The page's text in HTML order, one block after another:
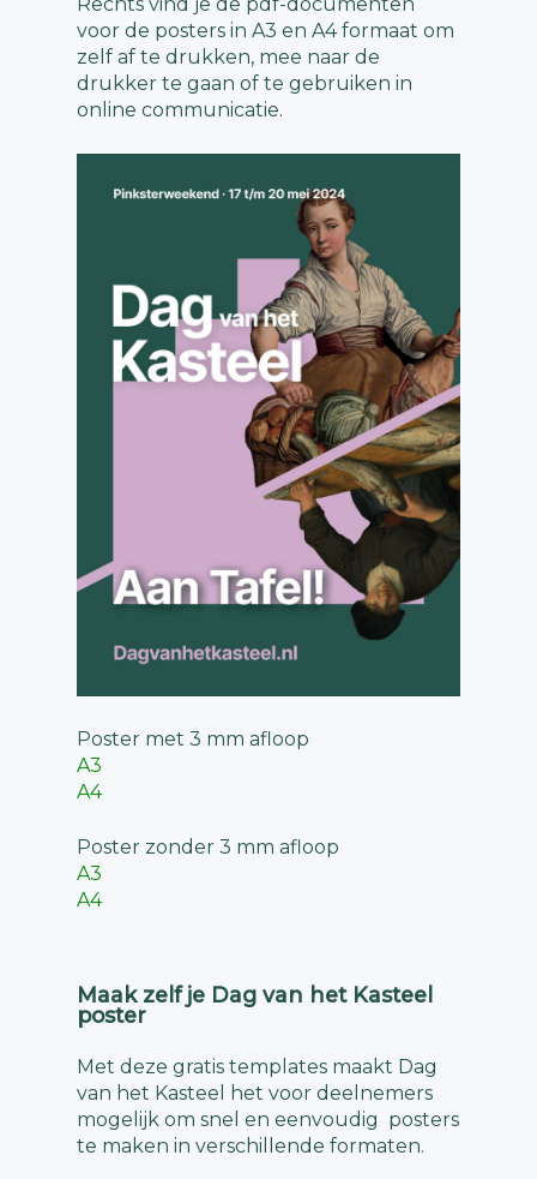
voor de posters in A3 en A4 formaat om
zelf af te drukken, mee naar de
drukker te gaan of te gebruiken in
online communicatie.
Poster met 3 mm afloop
A3
A4
Poster zonder 3 mm afloop
A3
A4
Maak zelf je Dag van het Kasteel
poster
Met deze gratis templates maakt Dag
van het Kasteel het voor deelnemers
mogelijk om snel en eenvoudig posters
te maken in verschillende formaten.